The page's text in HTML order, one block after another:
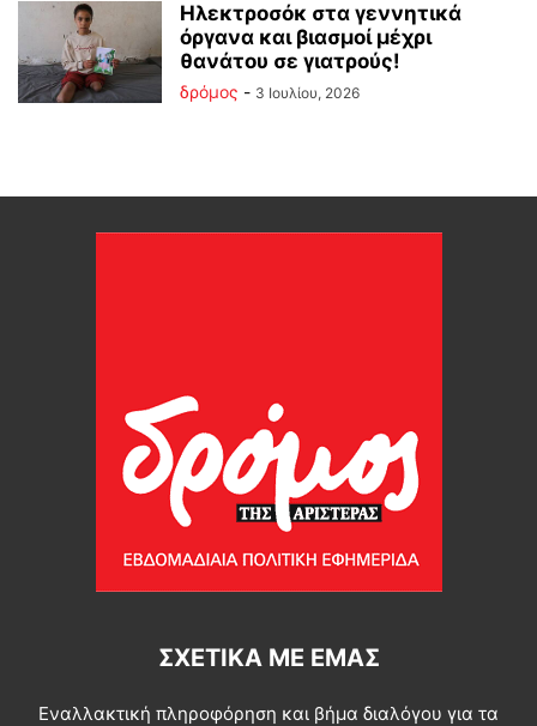
Ηλεκτροσόκ στα γεννητικά
όργανα και βιασμοί μέχρι
θανάτου σε γιατρούς!
δρόμος - 3 Ιουλίου, 2026
ΣΧΕΤΙΚΆ ΜΕ ΕΜΆΣ
Εναλλακτική πληροφόρηση και βήμα διαλόγου για τα